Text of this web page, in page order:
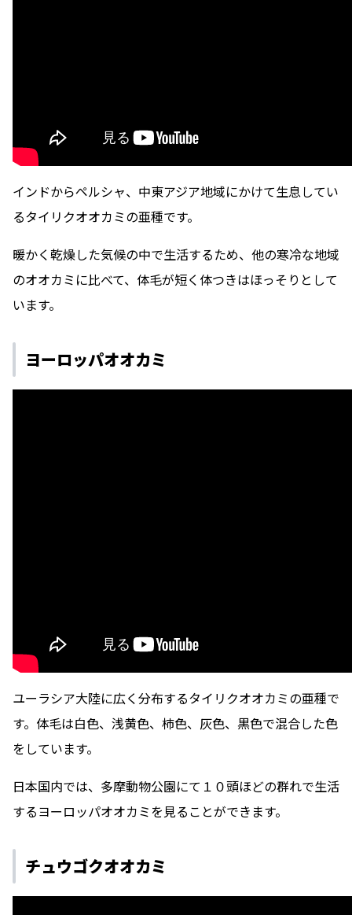
インドからペルシャ、中東アジア地域にかけて生息してい
るタイリクオオカミの亜種です。
暖かく乾燥した気候の中で生活するため、他の寒冷な地域
のオオカミに比べて、体毛が短く体つきはほっそりとして
います。
ヨーロッパオオカミ
ユーラシア大陸に広く分布するタイリクオオカミの亜種で
す。体毛は白色、浅黄色、柿色、灰色、黒色で混合した色
をしています。
日本国内では、多摩動物公園にて１０頭ほどの群れで生活
するヨーロッパオオカミを見ることができます。
チュウゴクオオカミ